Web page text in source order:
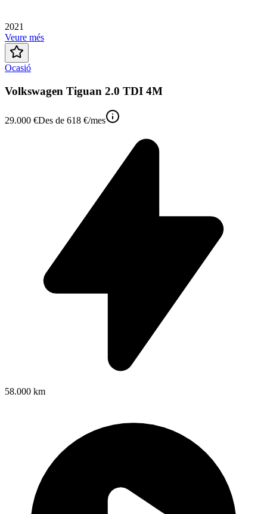
2021
Veure més
Ocasió
Volkswagen Tiguan 2.0 TDI 4M
29.000 €Des de 618 €/mes
58.000 km